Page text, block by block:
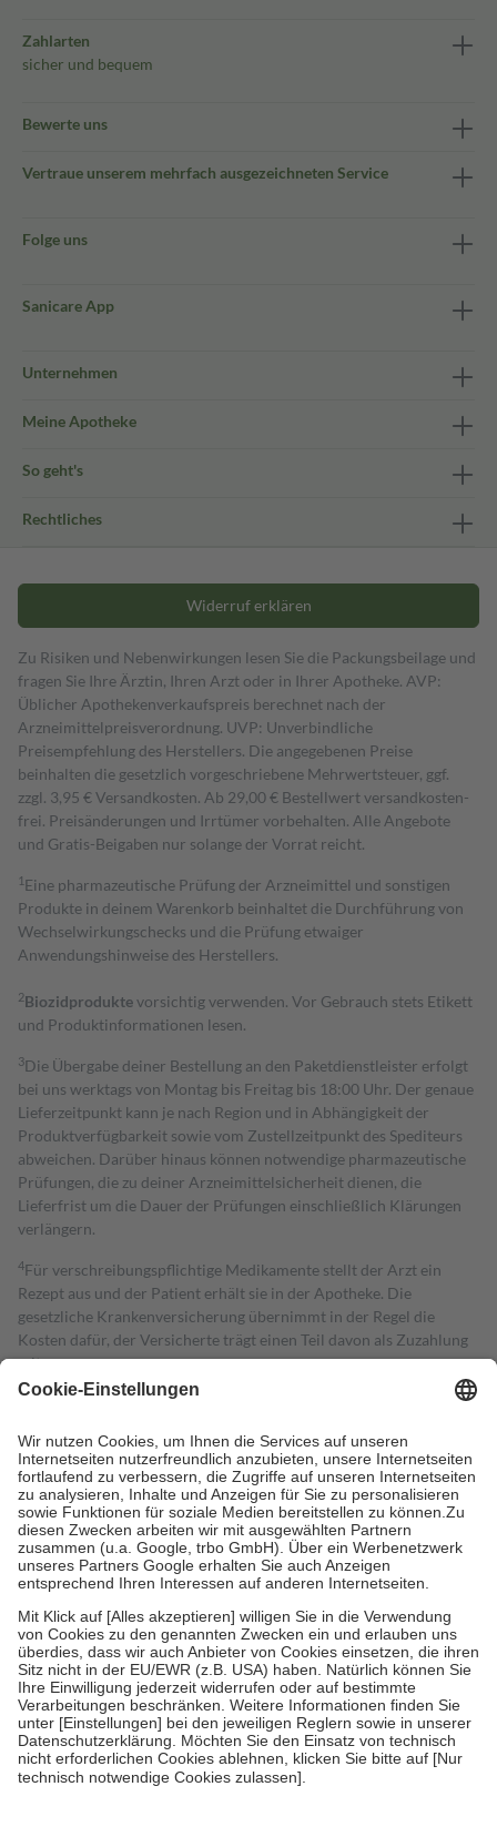
Zahlarten
sicher und bequem
Bewerte uns
Vertraue unserem mehrfach ausgezeichneten Service
Folge uns
Sanicare App
Unternehmen
Meine Apotheke
So geht's
Rechtliches
Widerruf erklären
Zu Risiken und Nebenwirkungen lesen Sie die Packungsbeilage und
fragen Sie Ihre Ärztin, Ihren Arzt oder in Ihrer Apotheke. AVP:
Üblicher Apothekenverkaufspreis berechnet nach der
Arzneimittelpreisverordnung. UVP: Unverbindliche
Preisempfehlung des Herstellers. Die angegebenen Preise
beinhalten die gesetzlich vorgeschriebene Mehrwertsteuer, ggf.
zzgl. 3,95 € Versandkosten. Ab 29,00 € Bestell­wert versand­kosten­
frei. Preisänderungen und Irrtümer vorbehalten. Alle Angebote
und Gratis-Beigaben nur solange der Vorrat reicht.
1 Eine pharmazeutische Prüfung der Arzneimittel und sonstigen
Produkte in deinem Warenkorb beinhaltet die Durchführung von
Wechselwirkungschecks und die Prüfung etwaiger
Anwendungshinweise des Herstellers.
2Biozidproduktevorsichtig verwenden. Vor Gebrauch stets Etikett
und Produktinformationen lesen.
3Die Übergabe deiner Bestellung an den Paketdienstleister erfolgt
bei uns werktags von Montag bis Freitag bis 18:00 Uhr. Der genaue
Lieferzeitpunkt kann je nach Region und in Abhängigkeit der
Produktverfügbarkeit sowie vom Zustellzeitpunkt des Spediteurs
abweichen. Darüber hinaus können notwendige pharmazeutische
Prüfungen, die zu deiner Arzneimittelsicherheit dienen, die
Lieferfrist um die Dauer der Prüfungen einschließlich Klärungen
verlängern.
4Für verschreibungspflichtige Medikamente stellt der Arzt ein
Rezept aus und der Patient erhält sie in der Apotheke. Die
gesetzliche Krankenversicherung übernimmt in der Regel die
Kosten dafür, der Versicherte trägt einen Teil davon als Zuzahlung
mit.
Grundsätzlich leisten Mitglieder Zuzahlungen in Höhe von zehn
höchstens zehn Euro.
Es sind jedoch nie mehr als die tatsächlichen
Kosten der Leistung zu entrichten.
Diese Regeln gelten grundsätzlich auch für Online-Apotheken.
Bei Heilmitteln und häuslicher Krankenpflege beträgt die
Zuzahlung zehn Prozent der Kosten sowie zehn Euro je
Verordnung.
Um das Engagement der Versicherten für ihre eigene Gesundheit zu
stärken und die besondere Stellung der Familie zu unterstützen,
fallenkeine Zuzahlungenan bei:
• Kindern und Jugendlichen bis zum vollendeten 18. Lebensjahr
mit Ausnahme der Fahrkosten
• Untersuchungen zur Vorsorge und Früherkennung, die von der
GKV getragen werden
• empfohlenen Schutzimpfungen
• Harn- und Blutteststreifen